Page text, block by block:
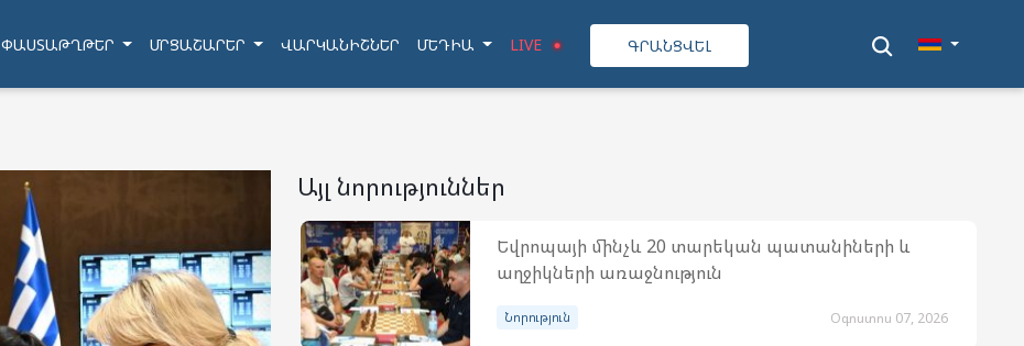
ՓԱՍՏԱԹՂԹԵՐ ՄՐՑԱՇԱՐԵՐ ՎԱՐԿԱՆԻՇՆԵՐ ՄԵԴԻԱ LIVE ԳՐԱՆՑՎԵԼ
Այլ նորություններ
Եվրոպայի մինչև 20 տարեկան պատանիների և
աղջիկների առաջնություն
Նորություն Օգոստոս 07, 2026